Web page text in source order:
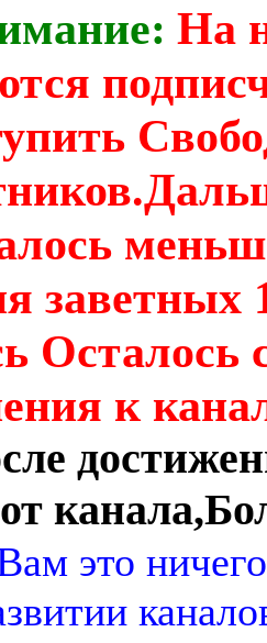
На
заветных
Осталось
к
это